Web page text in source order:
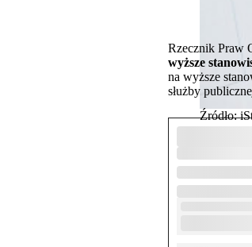
Źródło:
Rzecznik Praw
wyższe
na wyższe
służby